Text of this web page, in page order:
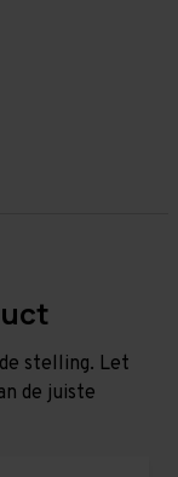
stelling. Let
de juiste